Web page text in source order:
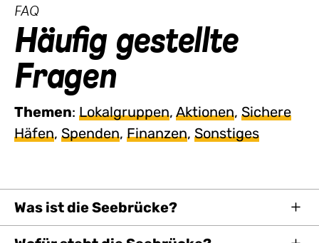
FAQ:
Häufig gestellte
Fragen
Themen: Lokalgruppen, Aktionen, Sichere
Häfen, Spenden, Finanzen, Sonstiges
Was ist die Seebrücke?